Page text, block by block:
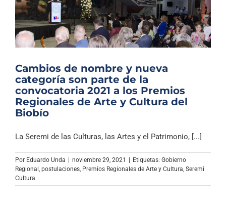
Podcast
Noticias
Reportajes
Columnas
Música Clásica
Archivo Sonoro
Cambios de nombre y nueva
categoría son parte de la
convocatoria 2021 a los Premios
Regionales de Arte y Cultura del
Biobío
La Seremi de las Culturas, las Artes y el Patrimonio, [...]
Por Eduardo Unda noviembre 29, 2021 Etiquetas: Gobierno
Regional , postulaciones, Premios Regionales de Arte y Cultura, Seremi
Cultura